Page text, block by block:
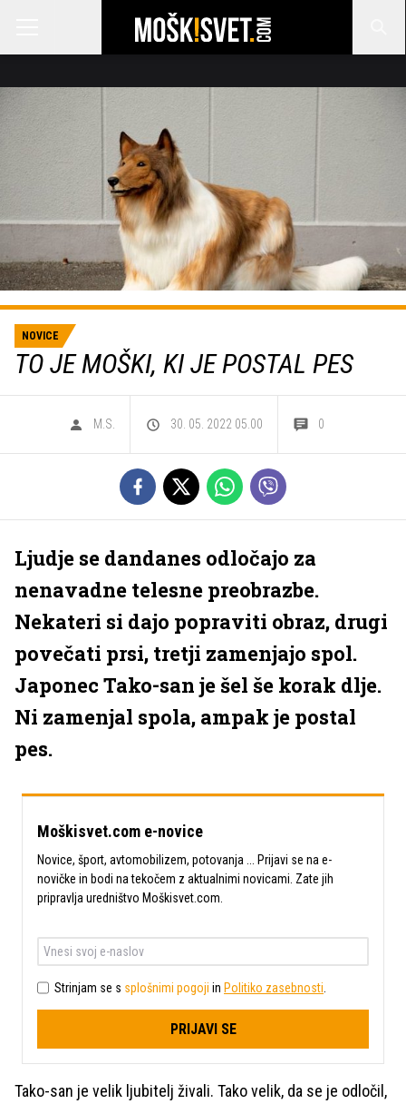
NOVICE
TO JE MOŠKI, KI JE POSTAL PES
M.S. 30. 05. 2022 05.00 0
Ljudje se dandanes odločajo za
nenavadne telesne preobrazbe.
Nekateri si dajo popraviti obraz, drugi
povečati prsi, tretji zamenjajo spol.
Japonec Tako-san je šel še korak dlje.
Ni zamenjal spola, ampak je postal
pes.
Moškisvet.com e-novice
Novice, šport, avtomobilizem, potovanja ... Prijavi se na e-
novičke in bodi na tekočem z aktualnimi novicami. Zate jih
pripravlja uredništvo Moškisvet.com.
Strinjam se s splošnimi pogoji in Politiko zasebnosti
PRIJAVI SE
Tako-san je velik ljubitelj živali. Tako velik, da se je odločil,